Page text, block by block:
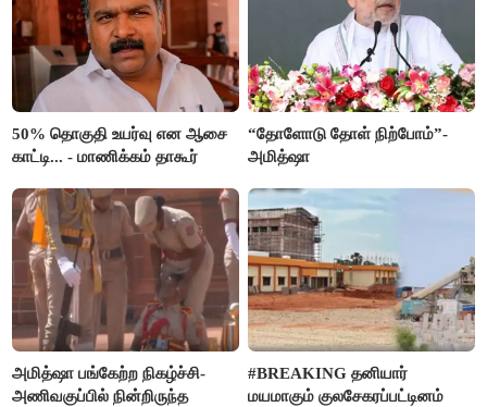
50% தொகுதி உயர்வு என ஆசை
காட்டி... - மாணிக்கம் தாகூர்
“தோளோடு தோள் நிற்போம்”-
அமித்ஷா
அமித்ஷா பங்கேற்ற நிகழ்ச்சி-
அணிவகுப்பில் நின்றிருந்த
#BREAKING தனியார்
மயமாகும் குலசேகரப்பட்டினம்